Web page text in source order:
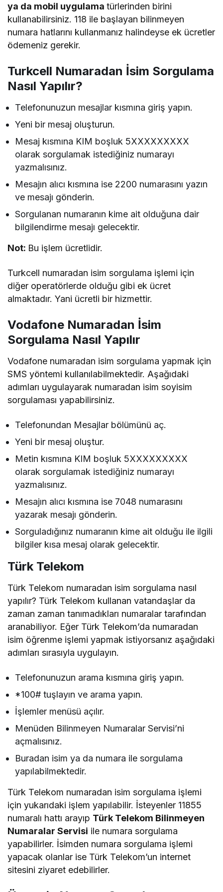
ya da mobil uygulamatürlerinden birini
kullanabilirsiniz. 118 ile başlayan bilinmeyen
numara hatlarını kullanmanız halindeyse ek ücretler
ödemeniz gerekir.
Turkcell Numaradan İsim Sorgulama
Nasıl Yapılır?
Telefonunuzun mesajlar kısmına giriş yapın.
Yeni bir mesaj oluşturun.
Mesaj kısmına KIM boşluk 5XXXXXXXXX
olarak sorgulamak istediğiniz numarayı
yazmalısınız.
Mesajın alıcı kısmına ise 2200 numarasını yazın
ve mesajı gönderin.
Sorgulanan numaranın kime ait olduğuna dair
bilgilendirme mesajı gelecektir.
Not: Bu işlem ücretlidir.
Turkcell numaradan isim sorgulama işlemi için
diğer operatörlerde olduğu gibi ek ücret
almaktadır. Yani ücretli bir hizmettir.
Vodafone Numaradan İsim
Sorgulama Nasıl Yapılır
Vodafone numaradan isim sorgulama yapmak için
SMS yöntemi kullanılabilmektedir. Aşağıdaki
adımları uygulayarak numaradan isim soyisim
sorgulaması yapabilirsiniz.
Telefonundan Mesajlar bölümünü aç.
Yeni bir mesaj oluştur.
Metin kısmına KIM boşluk 5XXXXXXXXX
olarak sorgulamak istediğiniz numarayı
yazmalısınız.
Mesajın alıcı kısmına ise 7048 numarasını
yazarak mesajı gönderin.
Sorguladığınız numaranın kime ait olduğu ile ilgili
bilgiler kısa mesaj olarak gelecektir.
Türk Telekom
Türk Telekom numaradan isim sorgulama nasıl
yapılır? Türk Telekom kullanan vatandaşlar da
zaman zaman tanımadıkları numaralar tarafından
aranabiliyor. Eğer Türk Telekom’da numaradan
isim öğrenme işlemi yapmak istiyorsanız aşağıdaki
adımları sırasıyla uygulayın.
Telefonunuzun arama kısmına giriş yapın.
*100# tuşlayın ve arama yapın.
İşlemler menüsü açılır.
Menüden Bilinmeyen Numaralar Servisi’ni
açmalısınız.
Buradan isim ya da numara ile sorgulama
yapılabilmektedir.
Türk Telekom numaradan isim sorgulama işlemi
için yukarıdaki işlem yapılabilir. İsteyenler 11855
numaralı hattı arayıp Türk Telekom Bilinmeyen
Numaralar Servisi ile numara sorgulama
yapabilirler. İsimden numara sorgulama işlemi
yapacak olanlar ise Türk Telekom’un internet
sitesini ziyaret edebilirler.